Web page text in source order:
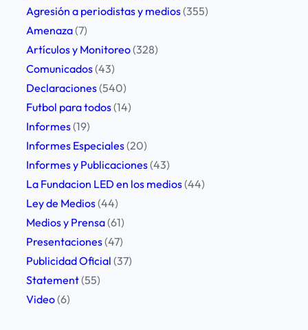
ó
n
u
a
Agresión a periodistas y medios(355)
Amenaza(7)
Artículos y Monitoreo(328)
Comunicados(43)
Declaraciones(540)
Futbol para todos(14)
Informes(19)
Informes Especiales(20)
Informes y Publicaciones(43)
La Fundacion LED en los medios(44)
Ley de Medios(44)
Medios y Prensa(61)
Presentaciones(47)
Publicidad Oficial (37)
Statement(55)
Video(6)